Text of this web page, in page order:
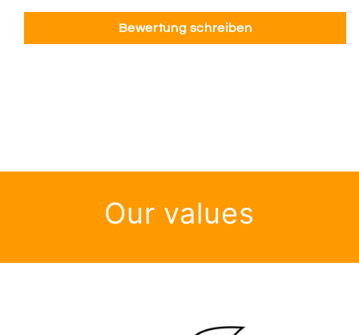
Bewertung schreiben
Our values